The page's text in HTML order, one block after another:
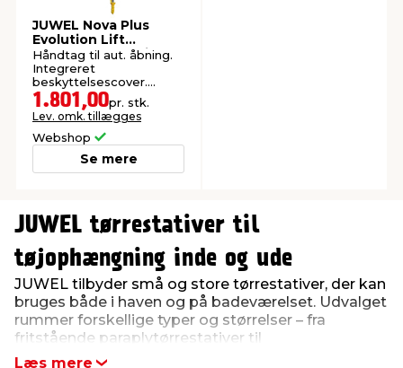
JUWEL Nova Plus
Evolution Lift
paraplytørrestativ
Håndtag til aut. åbning.
Integreret
beskyttelsescover.
Tørresnor: 51 meter. Inkl.
beslag til bøjler.
1.801,00pr. stk.
Lev. omk. tillægges
Webshop
Se mere
JUWEL tørrestativer til
tøjophængning inde og ude
JUWEL tilbyder små og store tørrestativer, der kan
bruges både i haven og på badeværelset. Udvalget
rummer forskellige typer og størrelser – fra
fritstående paraplytørrestativer til
vægtørrestativer – hvilket gør det let at finde en
Læs mere